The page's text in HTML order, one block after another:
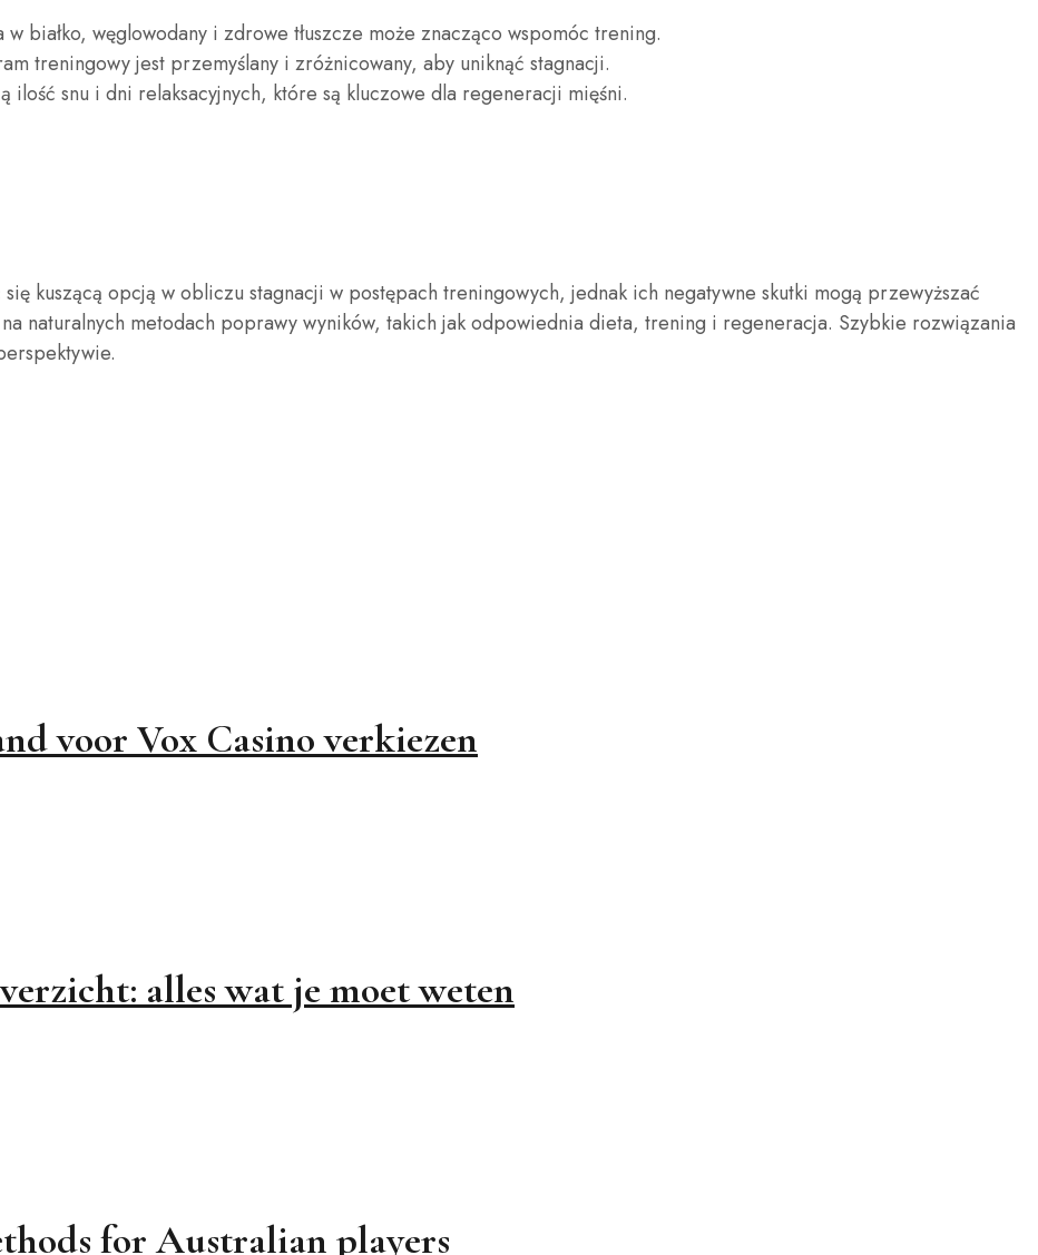
białko, węglowodany i zdrowe tłuszcze może znacząco wspomóc trening.
treningowy jest przemyślany i zróżnicowany, aby uniknąć stagnacji.
ilość snu i dni relaksacyjnych, które są kluczowe dla regeneracji mięśni.
kuszącą opcją w obliczu stagnacji w postępach treningowych, jednak ich negatywne skutki mogą przewyższać
naturalnych metodach poprawy wyników, takich jak odpowiednia dieta, trening i regeneracja. Szybkie rozwiązania
voor Vox Casino verkiezen
alles wat je moet weten
for Australian players